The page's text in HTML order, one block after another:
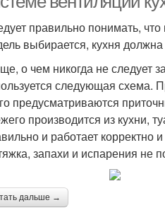
правильно понимать, что
выбирается, кухня
о чем никогда не следует
следующая схема.
предусматриваются
производится из кухни,
и работает
запахи и испарения не
дальше →